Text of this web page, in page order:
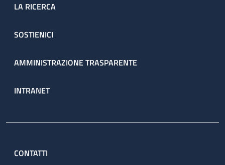
LA RICERCA
SOSTIENICI
AMMINISTRAZIONE TRASPARENTE
INTRANET
CONTATTI